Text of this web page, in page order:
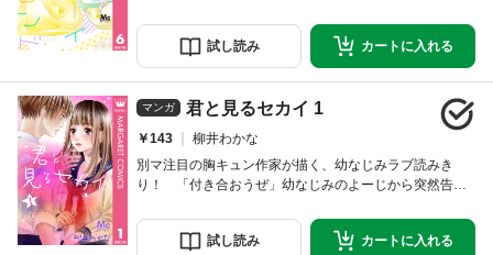
てきます。楓くんは友達の谷と一緒にホワイトデー用の
お菓子を作りますが、谷とクラス一の美少女・八重の間
にも、なにやら事件が起こりそうで…？
試し読み カートに入れる
マンガ 君と見るセカイ 1
￥143
柳井わかな
別マ注目の胸キュン作家が描く、幼なじみラブ読みき
り！ 「付き合おうぜ」幼なじみのよーじから突然告白
い！…と思ったけど、「で 考えた？」「いつまで待たせ
んだよ」「かわいい」――ぐいぐい迫ってくるよーじの
試し読み カートに入れる